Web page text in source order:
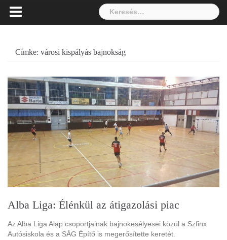
Keresés:
Címke: városi kispályás bajnokság
Alba Liga: Élénkül az átigazolási piac
Az Alba Liga Alap csoportjainak bajnokesélyesei közül a Szfinx
Autósiskola és a SÁG Építő is megerősítette keretét.